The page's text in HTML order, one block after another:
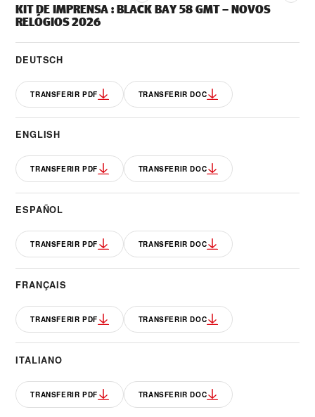
KIT DE IMPRENSA:BLACK BAY 58 GMT – NOVOS
RELÓGIOS 2026
DEUTSCH
TRANSFERIR PDF TRANSFERIR DOC
ENGLISH
TRANSFERIR PDF TRANSFERIR DOC
ESPAÑOL
TRANSFERIR PDF TRANSFERIR DOC
FRANÇAIS
TRANSFERIR PDF TRANSFERIR DOC
ITALIANO
TRANSFERIR PDF TRANSFERIR DOC